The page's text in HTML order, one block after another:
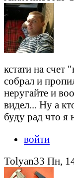
кстати на счет
собрал и
неругайте и
видел... Ну а
буду рад что я
войти
Tolyan33 Пн,